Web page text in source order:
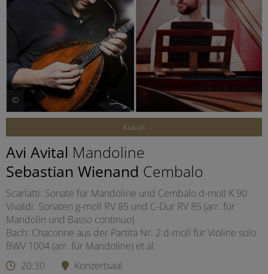
©
Klassik
Avi Avital Mandoline
Sebastian Wienand Cembalo
Scarlatti: Sonate für Mandoline und Cembalo d-moll K 90
Vivaldi: Sonaten g-moll RV 85 und C-Dur RV 85 (arr. für
Mandolin und Basso continuo)
Bach: Chaconne aus der Partita Nr. 2 d-moll für Violine solo
BWV 1004 (arr. für Mandoline) et al.
20:30
Konzertsaal